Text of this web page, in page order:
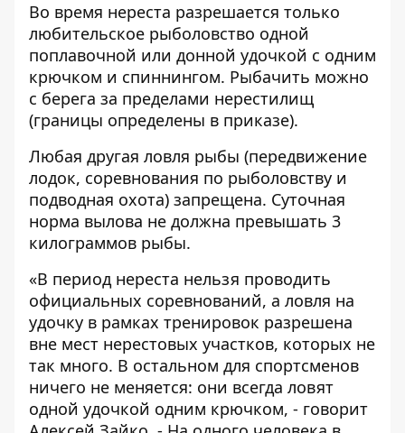
Во время нереста разрешается только
любительское рыболовство одной
поплавочной или донной удочкой с одним
крючком и спиннингом. Рыбачить можно
с берега за пределами нерестилищ
(границы определены в приказе).
Любая другая ловля рыбы (передвижение
лодок, соревнования по рыболовству и
подводная охота) запрещена. Суточная
норма вылова не должна превышать 3
килограммов рыбы.
«В период нереста нельзя проводить
официальных соревнований, а ловля на
удочку в рамках тренировок разрешена
вне мест нерестовых участков, которых не
так много. В остальном для спортсменов
ничего не меняется: они всегда ловят
одной удочкой одним крючком, - говорит